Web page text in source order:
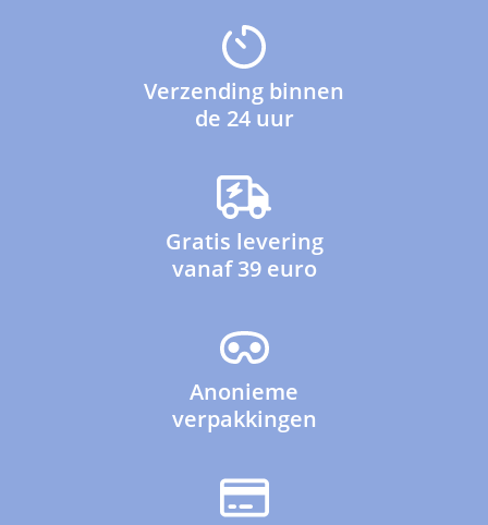
Verzending binnen
de 24 uur
Gratis levering
vanaf 39 euro
Anonieme
verpakkingen